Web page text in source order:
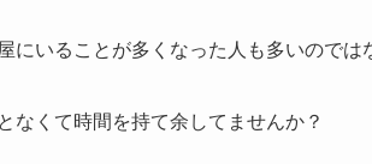
にいることが多くなった人も多いのでは
なくて時間を持て余してませんか？